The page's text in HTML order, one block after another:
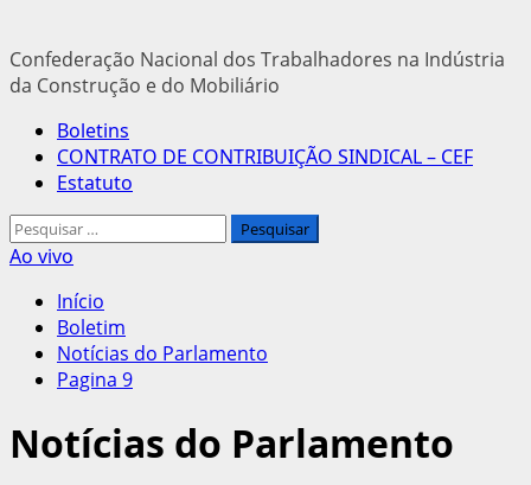
Confederação Nacional dos Trabalhadores na Indústria
da Construção e do Mobiliário
Menu
principal
Boletins
CONTRATO DE CONTRIBUIÇÃO SINDICAL – CEF
Estatuto
Pesquisar
por:
Ao vivo
Início
Boletim
Notícias do Parlamento
Pagina 9
Notícias do Parlamento